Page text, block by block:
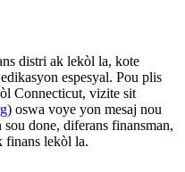
distri ak lekòl la, kote
espesyal. Pou plis
Connecticut, vizite sit
) oswa voye yon mesaj nou
done, diferans finansman,
finans lekòl la.